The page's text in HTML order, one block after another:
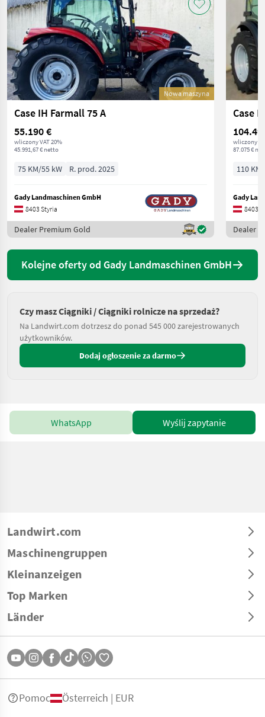
Nowa maszyna
Case IH Farmall 75 A
55.190 €
wliczony VAT 20%
45.991,67 € netto
75 KM/55 kW R. prod. 2025
Gady Landmaschinen GmbH
8403 Styria
Dealer Premium Gold
Case
wliczony
87.075 €
110
Gady
8403
Dealer
Kolejne oferty od Gady Landmaschinen GmbH
Czy masz Ciągniki / Ciągniki rolnicze na sprzedaż?
Na Landwirt.com dotrzesz do ponad 545 000 zarejestrowanych
użytkowników.
Dodaj ogłoszenie za darmo
WhatsApp Wyślij zapytanie
Landwirt.com
Maschinengruppen
Kleinanzeigen
Top Marken
Länder
Pomoc Österreich | EUR